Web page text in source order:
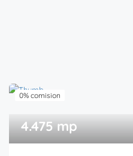
0% comision
4.475 mp